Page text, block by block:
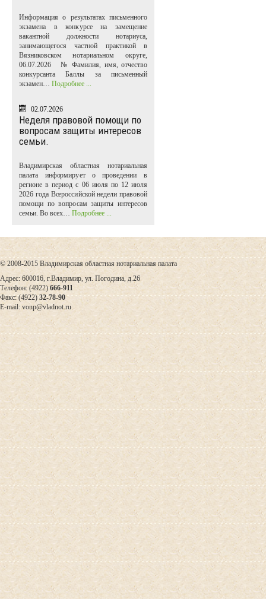
Информация о результатах письменного
экзамена в конкурсе на замещение
вакантной должности нотариуса,
занимающегося частной практикой в
Вязниковском нотариальном округе,
06.07.2026 № Фамилия, имя, отчество
конкурсанта Баллы за письменный
экзамен… Подробнее ...
02.07.2026
Неделя правовой помощи по
вопросам защиты интересов
семьи.
Владимирская областная нотариальная
палата информирует о проведении в
регионе в период с 06 июля по 12 июля
2026 года Всероссийской недели правовой
помощи по вопросам защиты интересов
семьи. Во всех… Подробнее ...
© 2008-2015 Владимирская областная нотариальная палата
Адрес: 600016, г.Владимир, ул. Погодина, д.26
Телефон: (4922)666-911
Факс: (4922)32-78-90
E-mail: vonp@vladnot.ru